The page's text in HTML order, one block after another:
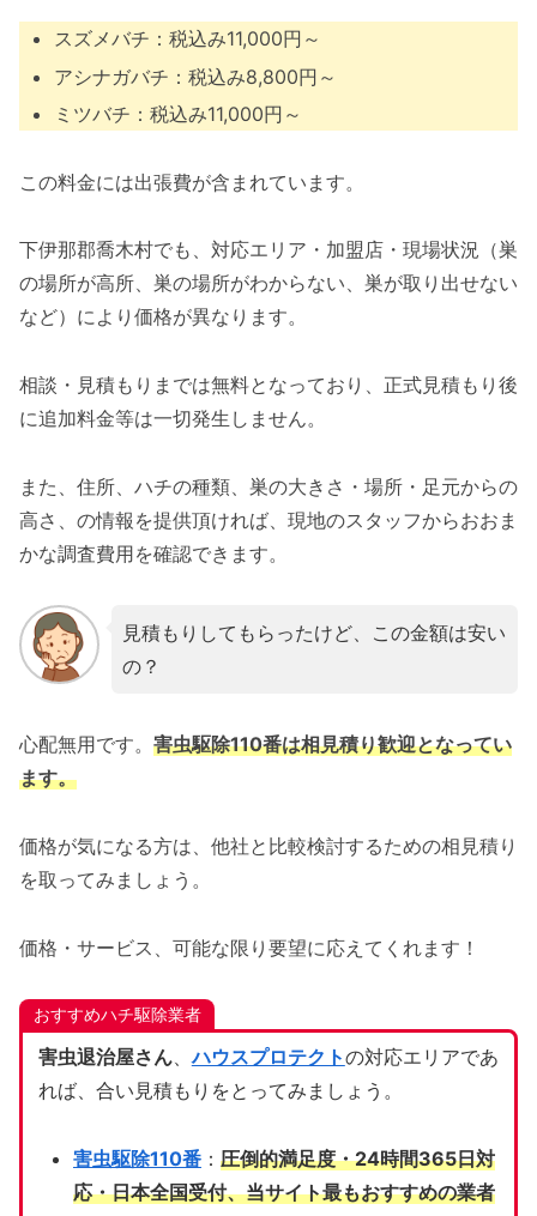
スズメバチ：税込み11,000円～
アシナガバチ：税込み8,800円～
ミツバチ：税込み11,000円～
この料金には出張費が含まれています。
下伊那郡喬木村でも、対応エリア・加盟店・現場状況（巣
の場所が高所、巣の場所がわからない、巣が取り出せない
など）により価格が異なります。
相談・見積もりまでは無料となっており、正式見積もり後
に追加料金等は一切発生しません。
また、住所、ハチの種類、巣の大きさ・場所・足元からの
高さ、の情報を提供頂ければ、現地のスタッフからおおま
かな調査費用を確認できます。
見積もりしてもらったけど、この金額は安い
の？
心配無用です。 害虫駆除110番は相見積り歓迎となってい
ます。
価格が気になる方は、他社と比較検討するための相見積り
を取ってみましょう。
価格・サービス、可能な限り要望に応えてくれます！
おすすめハチ駆除業者
害虫退治屋さん、ハウスプロテクトの対応エリアであ
れば、合い見積もりをとってみましょう。
害虫駆除110番： 圧倒的満足度・24時間365日対
応・日本全国受付、当サイト最もおすすめの業者